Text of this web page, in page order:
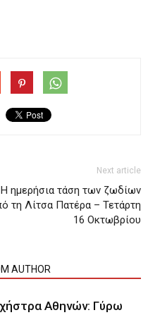
Next article
H ημερήσια τάση των ζωδίων
τη Λίτσα Πατέρα – Τετάρτη
16 Οκτωβρίου
AUTHOR
Αθηνών: Γύρω